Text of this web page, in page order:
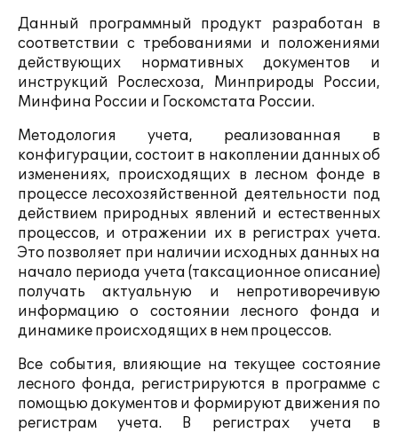
Данный программный продукт разработан в
соответствии с требованиями и положениями
действующих нормативных документов и
инструкций Рослесхоза, Минприроды России,
Минфина России и Госкомстата России.
Методология учета, реализованная в
конфигурации, состоит в накоплении данных об
изменениях, происходящих в лесном фонде в
процессе лесохозяйственной деятельности под
действием природных явлений и естественных
процессов, и отражении их в регистрах учета.
Это позволяет при наличии исходных данных на
начало периода учета (таксационное описание)
получать актуальную и непротиворечивую
информацию о состоянии лесного фонда и
динамике происходящих в нем процессов.
Все события, влияющие на текущее состояние
лесного фонда, регистрируются в программе с
помощью документов и формируют движения по
регистрам учета. В регистрах учета в